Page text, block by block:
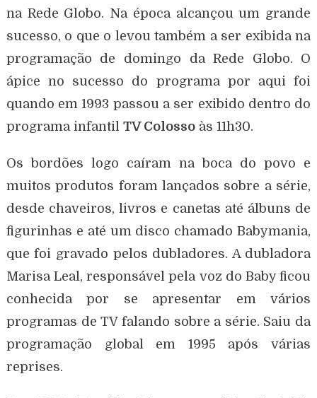
na Rede Globo. Na época alcançou um grande
sucesso, o que o levou também a ser exibida na
programação de domingo da Rede Globo. O
ápice no sucesso do programa por aqui foi
quando em 1993 passou a ser exibido dentro do
programa infantil TV Colossoàs 11h30.
Os bordões logo caíram na boca do povo e
muitos produtos foram lançados sobre a série,
desde chaveiros, livros e canetas até álbuns de
figurinhas e até um disco chamado Babymania,
que foi gravado pelos dubladores. A dubladora
Marisa Leal, responsável pela voz do Baby ficou
conhecida por se apresentar em vários
programas de TV falando sobre a série. Saiu da
programação global em 1995 após várias
reprises.